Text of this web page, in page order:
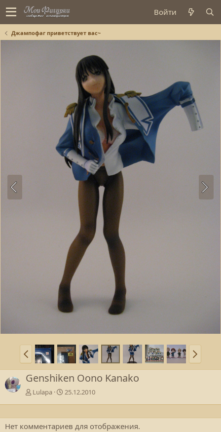
Войти
Джампофаг приветствует вас~
Genshiken Oono Kanako
Lulapa 25.12.2010
Нет комментариев для отображения.